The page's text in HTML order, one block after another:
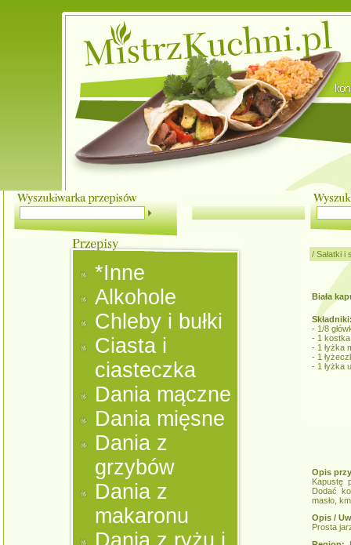
*Inne
Alkohole
Chleby i bułki
Ciasta i
ciasteczka
Dania mączne
Dania mięsne
Dania z
grzybów
Dania z
makaronu
Dania z ryżu i
/ Sałatki i
Biała
- 1/8
- 1 kostka
- 1 łyżka
- 1
- 1 łyżka
Opis
Kapustę
Dodać
masło,
Opis /
Prosta